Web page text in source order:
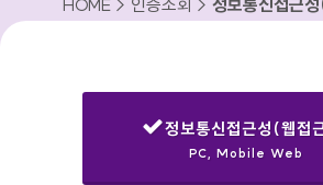
HOME > 인증조회 > 정보통신접근
정보통신접근성(웹접
PC, Mobile Web